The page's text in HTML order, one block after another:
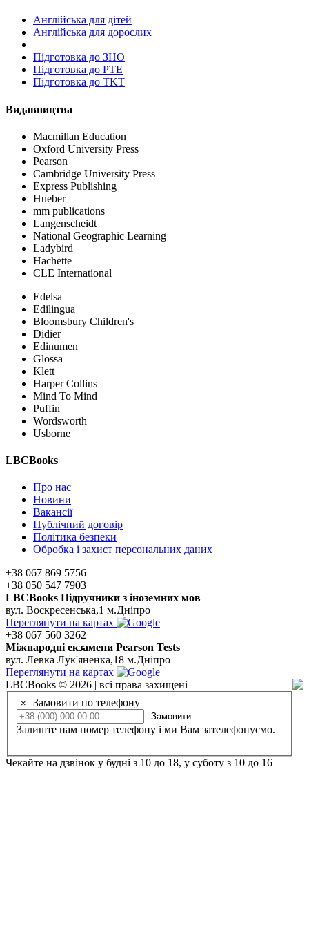
Англійська для дітей
Англійська для дорослих
Пiдготовка до ЗНО
Підготовка до PTE
Підготовка до TKT
Видавництва
Macmillan Education
Oxford University Press
Pearson
Cambridge University Press
Express Publishing
Hueber
mm publications
Langenscheidt
National Geographic Learning
Ladybird
Hachette
CLE International
Edelsa
Edilingua
Bloomsbury Children's
Didier
Edinumen
Glossa
Klett
Harper Collins
Mind To Mind
Puffin
Wordsworth
Usborne
LBCBooks
Про нас
Новини
Вакансії
Публічний договір
Політика безпеки
Обробка і захист персональних даних
+38 067 869 5756
+38 050 547 7903
LBCBooks Підручники з іноземних мов
вул. Воскресенська,1 м.Дніпро
Переглянути на картах
+38 067 560 3262
Мiжнароднi екзамени Pearson Tests
вул. Левка Лук'яненка,18 м.Дніпро
Переглянути на картах
LBCBooks © 2026 | всі права захищені
× Замовити по телефону
Замовити
Залиште нам номер телефону і ми Вам зателефонуємо.
Чекайте на дзвінок у будні з 10 до 18, у суботу з 10 до 16